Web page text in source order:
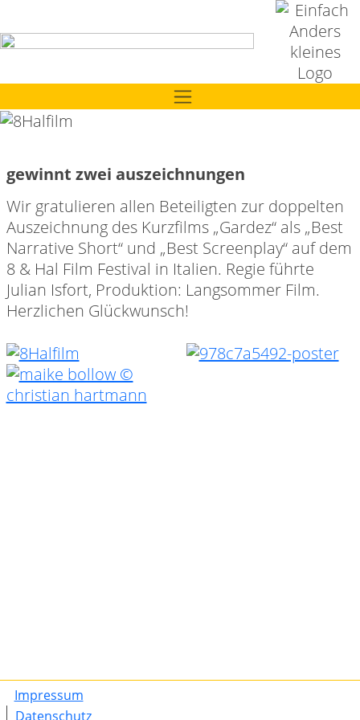
gewinnt zwei auszeichnungen
Wir gratulieren allen Beteiligten zur doppelten
Auszeichnung des Kurzfilms „Gardez“ als „Best
Narrative Short“ und „Best Screenplay“ auf dem
8 & Hal Film Festival in Italien. Regie führte
Julian Isfort, Produktion: Langsommer Film.
Herzlichen Glückwunsch!
Impressum
Datenschutz